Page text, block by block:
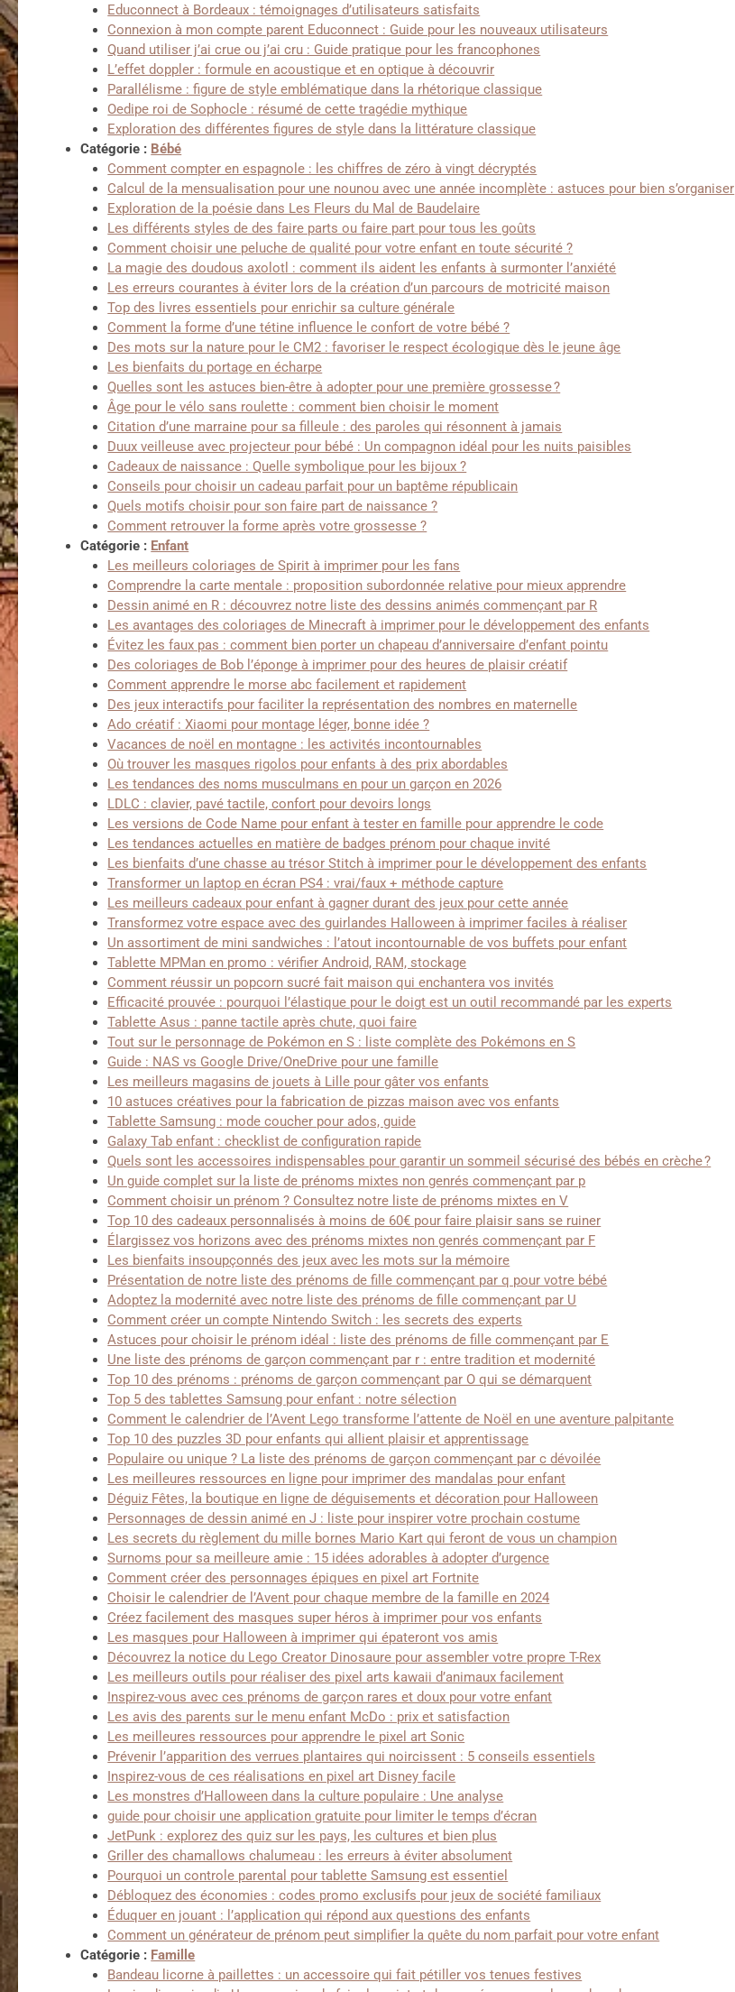
Educonnect à Bordeaux : témoignages d’utilisateurs satisfaits
Connexion à mon compte parent Educonnect : Guide pour les nouveaux utilisateurs
Quand utiliser j’ai crue ou j’ai cru : Guide pratique pour les francophones
L’effet doppler : formule en acoustique et en optique à découvrir
Parallélisme : figure de style emblématique dans la rhétorique classique
Oedipe roi de Sophocle : résumé de cette tragédie mythique
Exploration des différentes figures de style dans la littérature classique
Catégorie : Bébé
Comment compter en espagnole : les chiffres de zéro à vingt décryptés
Calcul de la mensualisation pour une nounou avec une année incomplète : astuces pour bien s’organiser
Exploration de la poésie dans Les Fleurs du Mal de Baudelaire
Les différents styles de des faire parts ou faire part pour tous les goûts
Comment choisir une peluche de qualité pour votre enfant en toute sécurité ?
La magie des doudous axolotl : comment ils aident les enfants à surmonter l’anxiété
Les erreurs courantes à éviter lors de la création d’un parcours de motricité maison
Top des livres essentiels pour enrichir sa culture générale
Comment la forme d’une tétine influence le confort de votre bébé ?
Des mots sur la nature pour le CM2 : favoriser le respect écologique dès le jeune âge
Les bienfaits du portage en écharpe
Quelles sont les astuces bien-être à adopter pour une première grossesse ?
Âge pour le vélo sans roulette : comment bien choisir le moment
Citation d’une marraine pour sa filleule : des paroles qui résonnent à jamais
Duux veilleuse avec projecteur pour bébé : Un compagnon idéal pour les nuits paisibles
Cadeaux de naissance : Quelle symbolique pour les bijoux ?
Conseils pour choisir un cadeau parfait pour un baptême républicain
Quels motifs choisir pour son faire part de naissance ?
Comment retrouver la forme après votre grossesse ?
Catégorie : Enfant
Les meilleurs coloriages de Spirit à imprimer pour les fans
Comprendre la carte mentale : proposition subordonnée relative pour mieux apprendre
Dessin animé en R : découvrez notre liste des dessins animés commençant par R
Les avantages des coloriages de Minecraft à imprimer pour le développement des enfants
Évitez les faux pas : comment bien porter un chapeau d’anniversaire d’enfant pointu
Des coloriages de Bob l’éponge à imprimer pour des heures de plaisir créatif
Comment apprendre le morse abc facilement et rapidement
Des jeux interactifs pour faciliter la représentation des nombres en maternelle
Ado créatif : Xiaomi pour montage léger, bonne idée ?
Vacances de noël en montagne : les activités incontournables
Où trouver les masques rigolos pour enfants à des prix abordables
Les tendances des noms musculmans en pour un garçon en 2026
LDLC : clavier, pavé tactile, confort pour devoirs longs
Les versions de Code Name pour enfant à tester en famille pour apprendre le code
Les tendances actuelles en matière de badges prénom pour chaque invité
Les bienfaits d’une chasse au trésor Stitch à imprimer pour le développement des enfants
Transformer un laptop en écran PS4 : vrai/faux + méthode capture
Les meilleurs cadeaux pour enfant à gagner durant des jeux pour cette année
Transformez votre espace avec des guirlandes Halloween à imprimer faciles à réaliser
Un assortiment de mini sandwiches : l’atout incontournable de vos buffets pour enfant
Tablette MPMan en promo : vérifier Android, RAM, stockage
Comment réussir un popcorn sucré fait maison qui enchantera vos invités
Efficacité prouvée : pourquoi l’élastique pour le doigt est un outil recommandé par les experts
Tablette Asus : panne tactile après chute, quoi faire
Tout sur le personnage de Pokémon en S : liste complète des Pokémons en S
Guide : NAS vs Google Drive/OneDrive pour une famille
Les meilleurs magasins de jouets à Lille pour gâter vos enfants
10 astuces créatives pour la fabrication de pizzas maison avec vos enfants
Tablette Samsung : mode coucher pour ados, guide
Galaxy Tab enfant : checklist de configuration rapide
Quels sont les accessoires indispensables pour garantir un sommeil sécurisé des bébés en crèche ?
Un guide complet sur la liste de prénoms mixtes non genrés commençant par p
Comment choisir un prénom ? Consultez notre liste de prénoms mixtes en V
Top 10 des cadeaux personnalisés à moins de 60€ pour faire plaisir sans se ruiner
Élargissez vos horizons avec des prénoms mixtes non genrés commençant par F
Les bienfaits insoupçonnés des jeux avec les mots sur la mémoire
Présentation de notre liste des prénoms de fille commençant par q pour votre bébé
Adoptez la modernité avec notre liste des prénoms de fille commençant par U
Comment créer un compte Nintendo Switch : les secrets des experts
Astuces pour choisir le prénom idéal : liste des prénoms de fille commençant par E
Une liste des prénoms de garçon commençant par r : entre tradition et modernité
Top 10 des prénoms : prénoms de garçon commençant par O qui se démarquent
Top 5 des tablettes Samsung pour enfant : notre sélection
Comment le calendrier de l’Avent Lego transforme l’attente de Noël en une aventure palpitante
Top 10 des puzzles 3D pour enfants qui allient plaisir et apprentissage
Populaire ou unique ? La liste des prénoms de garçon commençant par c dévoilée
Les meilleures ressources en ligne pour imprimer des mandalas pour enfant
Déguiz Fêtes, la boutique en ligne de déguisements et décoration pour Halloween
Personnages de dessin animé en J : liste pour inspirer votre prochain costume
Les secrets du règlement du mille bornes Mario Kart qui feront de vous un champion
Surnoms pour sa meilleure amie : 15 idées adorables à adopter d’urgence
Comment créer des personnages épiques en pixel art Fortnite
Choisir le calendrier de l’Avent pour chaque membre de la famille en 2024
Créez facilement des masques super héros à imprimer pour vos enfants
Les masques pour Halloween à imprimer qui épateront vos amis
Découvrez la notice du Lego Creator Dinosaure pour assembler votre propre T-Rex
Les meilleurs outils pour réaliser des pixel arts kawaii d’animaux facilement
Inspirez-vous avec ces prénoms de garçon rares et doux pour votre enfant
Les avis des parents sur le menu enfant McDo : prix et satisfaction
Les meilleures ressources pour apprendre le pixel art Sonic
Prévenir l’apparition des verrues plantaires qui noircissent : 5 conseils essentiels
Inspirez-vous de ces réalisations en pixel art Disney facile
Les monstres d’Halloween dans la culture populaire : Une analyse
guide pour choisir une application gratuite pour limiter le temps d’écran
JetPunk : explorez des quiz sur les pays, les cultures et bien plus
Griller des chamallows chalumeau : les erreurs à éviter absolument
Pourquoi un controle parental pour tablette Samsung est essentiel
Débloquez des économies : codes promo exclusifs pour jeux de société familiaux
Éduquer en jouant : l’application qui répond aux questions des enfants
Comment un générateur de prénom peut simplifier la quête du nom parfait pour votre enfant
Catégorie : Famille
Bandeau licorne à paillettes : un accessoire qui fait pétiller vos tenues festives